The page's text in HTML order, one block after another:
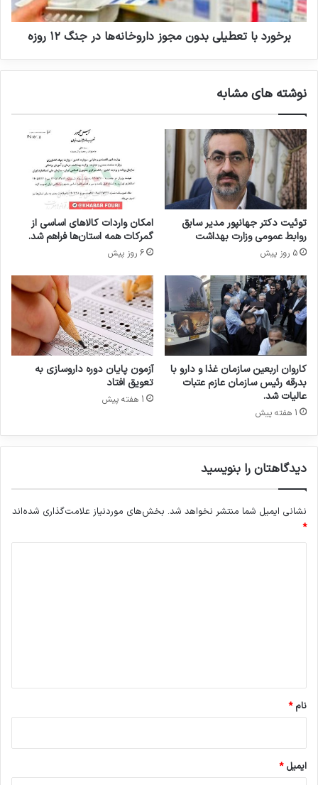
وزارت بهداشت،
کپی لینک
ی
ح
د
ش
و
ر
ا
ت
ی‌
ب
و
ن
م
ج
و
د
ا
ر
و
خ
ا
ن
ه
ا
د
ر
ج
گ
۲
ز
ه
برخورد با تعطیلی‌ بدون مجوز داروخانه‌ها در جنگ ۱۲ روزه
نوشته های مشابه
توئیت دکتر جهانپور مدیر سابق
روابط عمومی وزارت بهداشت
5 روز پیش
امکان واردات کالاهای اساسی از
گمرکات همه استان‌ها فراهم شد.
6 روز پیش
کاروان اربعین سازمان غذا و دارو با
بدرقه رئیس سازمان عازم عتبات
عالیات شد.
1 هفته پیش
آزمون پایان دوره داروسازی به
تعویق افتاد
1 هفته پیش
دیدگاهتان را بنویسید
نشانی ایمیل شما منتشر نخواهد شد. بخش‌های موردنیاز علامت‌گذاری شده‌اند
*
نام*
ایمیل*